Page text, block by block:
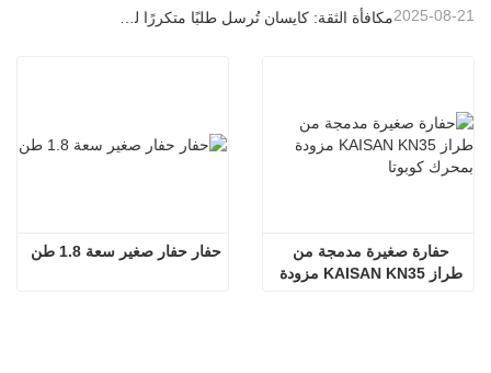
2025-08-21
حفار حفار صغير سعة 1.8 طن